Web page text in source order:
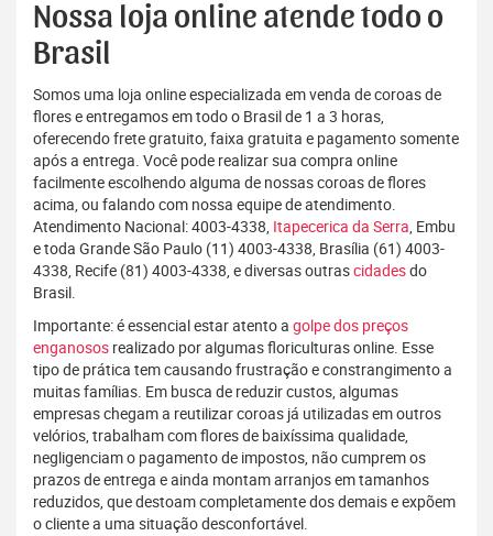
Nossa loja online atende todo o
Brasil
Somos uma loja online especializada em venda de coroas de
flores e entregamos em todo o Brasil de 1 a 3 horas,
oferecendo frete gratuito, faixa gratuita e pagamento somente
após a entrega. Você pode realizar sua compra online
facilmente escolhendo alguma de nossas coroas de flores
acima, ou falando com nossa equipe de atendimento.
Atendimento Nacional: 4003-4338, Itapecerica da Serra, Embu
e toda Grande São Paulo (11) 4003-4338, Brasília (61) 4003-
4338, Recife (81) 4003-4338, e diversas outrascidadesdo
Brasil.
Importante: é essencial estar atento a golpe dos preços
enganosos realizado por algumas floriculturas online. Esse
tipo de prática tem causando frustração e constrangimento a
muitas famílias. Em busca de reduzir custos, algumas
empresas chegam a reutilizar coroas já utilizadas em outros
velórios, trabalham com flores de baixíssima qualidade,
negligenciam o pagamento de impostos, não cumprem os
prazos de entrega e ainda montam arranjos em tamanhos
reduzidos, que destoam completamente dos demais e expõem
o cliente a uma situação desconfortável.